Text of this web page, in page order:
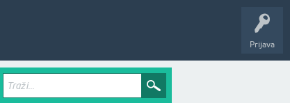
Prijava